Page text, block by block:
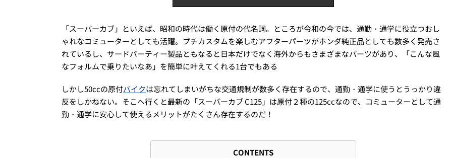
「スーパーカブ」といえば、昭和の時代は働く原付の代名詞。ところが令和の今では、通勤・通学に役立つおし
ゃれなコミューターとしても活躍。プチカスタムを楽しむアフターパーツがホンダ純正品としても数多く発売さ
れているし、サードパーティー製品ともなると日本だけでなく海外からもさまざまなパーツがあり、「こんな風
なフォルムで乗りたいなあ」を簡単に叶えてくれる1台でもある
しかし50ccの原付バイクは忘れてしまいがちな交通規制が数多く存在するので、通勤・通学に使うとうっかり違
反をしかねない。そこへ行くと最新の「スーパーカブ C125」は原付２種の125ccなので、コミューターとして通
勤・通学に安心して使えるメリットがたくさん存在するのだ！
CONTENTS